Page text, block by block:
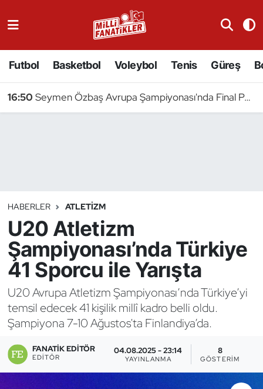
Futbol Basketbol Voleybol Tenis Güreş
16:50 Seymen Özbaş Avrupa Şampiyonası'nda Final Peşinde
HABERLER ATLETIZM
U20 Atletizm
Şampiyonası’nda Türkiye
41 Sporcu ile Yarışta
U20 Avrupa Atletizm Şampiyonası’nda Türkiye’yi
temsil edecek 41 kişilik millî kadro belli oldu.
Şampiyona 7-10 Ağustos'ta Finlandiya’da.
FANATIK EDITÖR
EDITÖR
04.08.2025 - 23:14
YAYINLANMA
8
GÖSTERIM
Badminton
Binicilik
Bisiklet
Bocce Bowling Dart
Boks
Briç
Buz Hokeyi